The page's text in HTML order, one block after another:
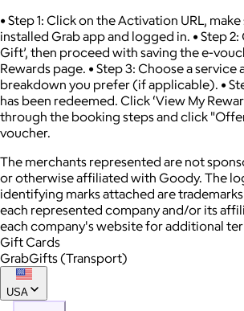
• Step 1: Click on the Activation URL,
installed Grab app and logged in. • Step 2:
Gift’, then proceed with saving the e-
Rewards page. • Step 3: Choose a service
breakdown you prefer (if applicable). •
has been redeemed. Click ‘View My
through the booking steps and click
voucher.
The merchants represented are not
or otherwise affiliated with Goody. The
identifying marks attached are
each represented company and/or its
each company's website for additional
Gift Cards
GrabGifts (Transport)
USA